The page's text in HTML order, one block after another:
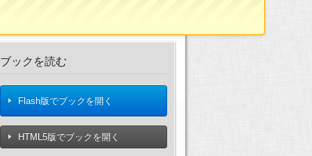
ブックを読む
Flash版でブックを開く
HTML5版でブックを開く